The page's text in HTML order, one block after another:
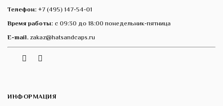
Телефон: +7 (495) 147-54-01
Время работы: с 09:30 до 18:00 понедельник-пятница
E-mail. zakaz@hatsandcaps.ru
Telegram
ИНФОРМАЦИЯ